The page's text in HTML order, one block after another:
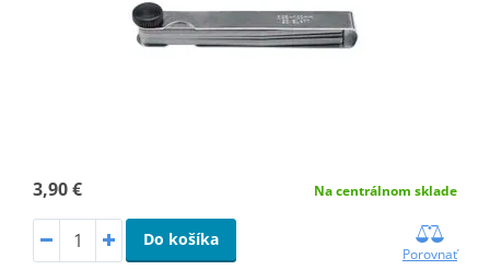
3,90 € Na centrálnom sklade
Do košíka
Porovnať